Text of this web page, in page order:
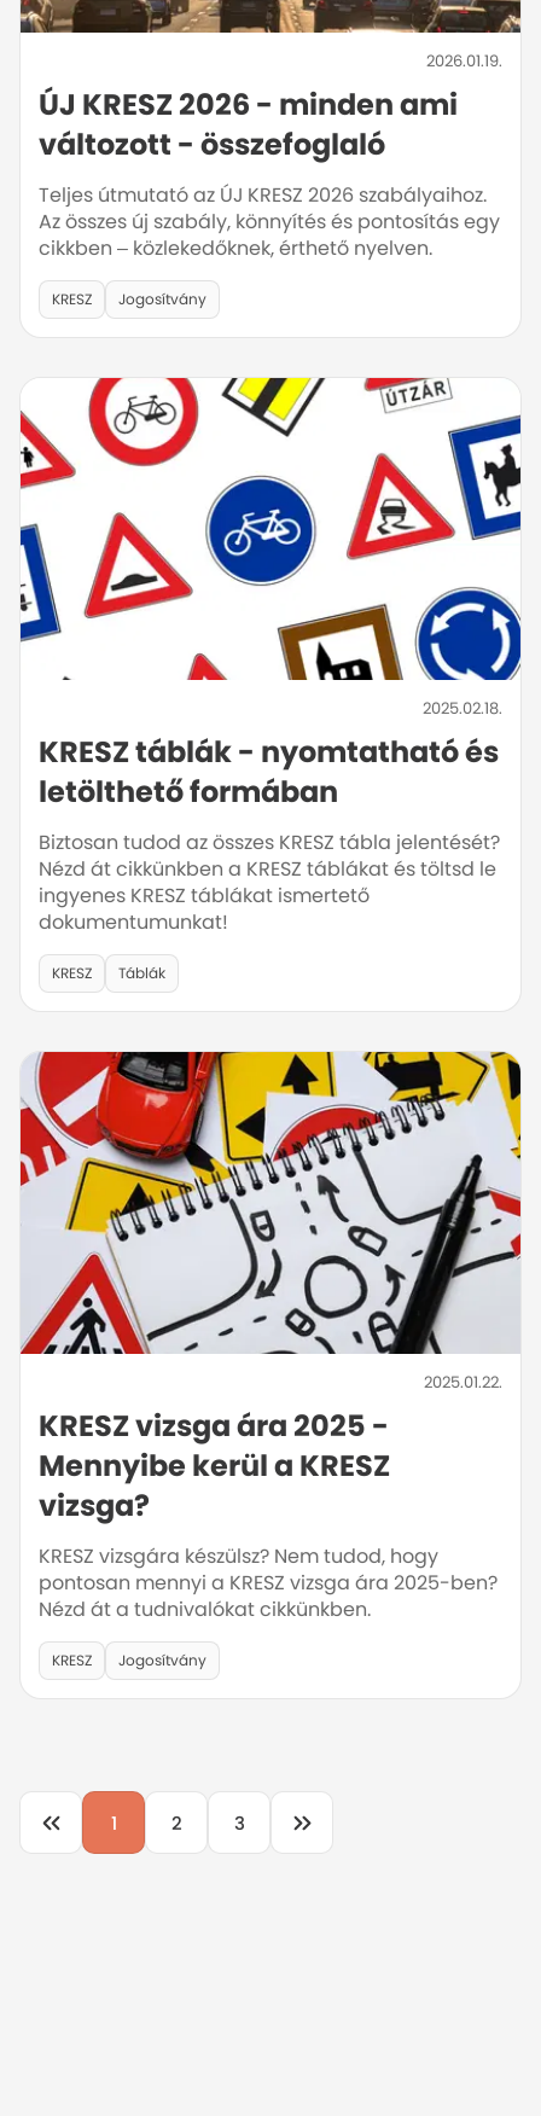
2026.01.19.
ÚJ KRESZ 2026 - minden ami
változott - összefoglaló
Teljes útmutató az ÚJ KRESZ 2026 szabályaihoz.
Az összes új szabály, könnyítés és pontosítás egy
cikkben – közlekedőknek, érthető nyelven.
KRESZ Jogosítvány
2025.02.18.
KRESZ táblák - nyomtatható és
letölthető formában
Biztosan tudod az összes KRESZ tábla jelentését?
Nézd át cikkünkben a KRESZ táblákat és töltsd le
ingyenes KRESZ táblákat ismertető
dokumentumunkat!
KRESZ Táblák
2025.01.22.
KRESZ vizsga ára 2025 -
Mennyibe kerül a KRESZ
vizsga?
KRESZ vizsgára készülsz? Nem tudod, hogy
pontosan mennyi a KRESZ vizsga ára 2025-ben?
Nézd át a tudnivalókat cikkünkben.
KRESZ Jogosítvány
1 2 3